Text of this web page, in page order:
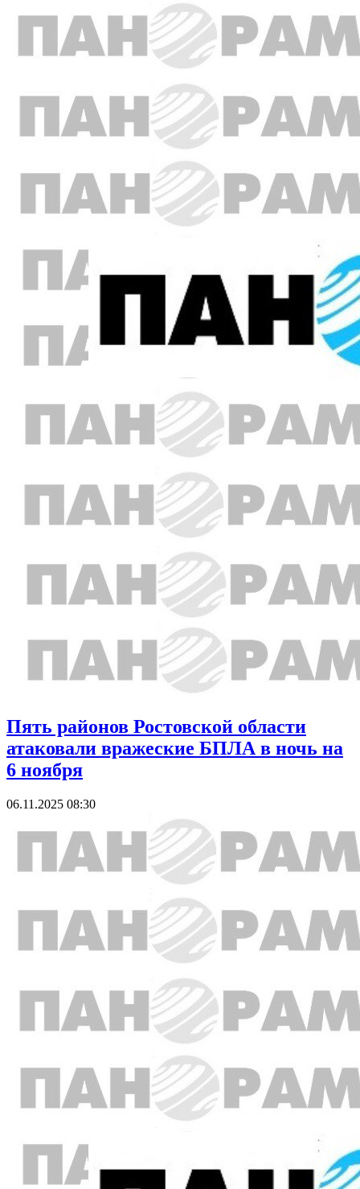
Пять районов Ростовской области
атаковали вражеские БПЛА в ночь на
6 ноября
06.11.2025 08:30